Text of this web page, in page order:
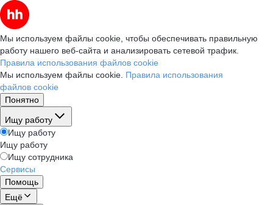
Мы используем файлы cookie, чтобы обеспечивать правильную
работу нашего веб-сайта и анализировать сетевой трафик.
Правила использования файлов cookie
Мы используем файлы cookie. Правила использования
файлов cookie
Понятно
Ищу работу
Ищу работу
Ищу работу
Ищу сотрудника
Сервисы
Помощь
Ещё